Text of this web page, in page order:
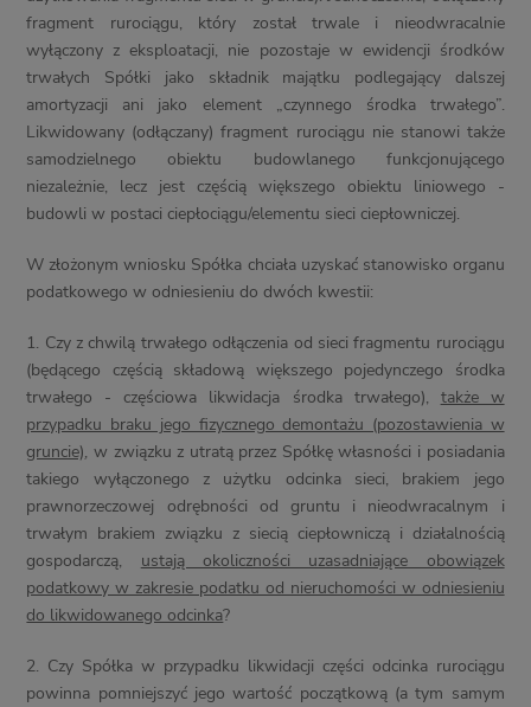
fragment rurociągu, który został trwale i nieodwracalnie
wyłączony z eksploatacji, nie pozostaje w ewidencji środków
trwałych Spółki jako składnik majątku podlegający dalszej
amortyzacji ani jako element „czynnego środka trwałego”.
Likwidowany (odłączany) fragment rurociągu nie stanowi także
samodzielnego obiektu budowlanego funkcjonującego
niezależnie, lecz jest częścią większego obiektu liniowego -
budowli w postaci ciepłociągu/elementu sieci ciepłowniczej.
W złożonym wniosku Spółka chciała uzyskać stanowisko organu
podatkowego w odniesieniu do dwóch kwestii:
1. Czy z chwilą trwałego odłączenia od sieci fragmentu rurociągu
(będącego częścią składową większego pojedynczego środka
trwałego - częściowa likwidacja środka trwałego), także w
przypadku braku jego fizycznego demontażu (pozostawienia w
gruncie), w związku z utratą przez Spółkę własności i posiadania
takiego wyłączonego z użytku odcinka sieci, brakiem jego
prawnorzeczowej odrębności od gruntu i nieodwracalnym i
trwałym brakiem związku z siecią ciepłowniczą i działalnością
gospodarczą, ustają okoliczności uzasadniające obowiązek
podatkowy w zakresie podatku od nieruchomości w odniesieniu
do likwidowanego odcinka?
2. Czy Spółka w przypadku likwidacji części odcinka rurociągu
powinna pomniejszyć jego wartość początkową (a tym samym